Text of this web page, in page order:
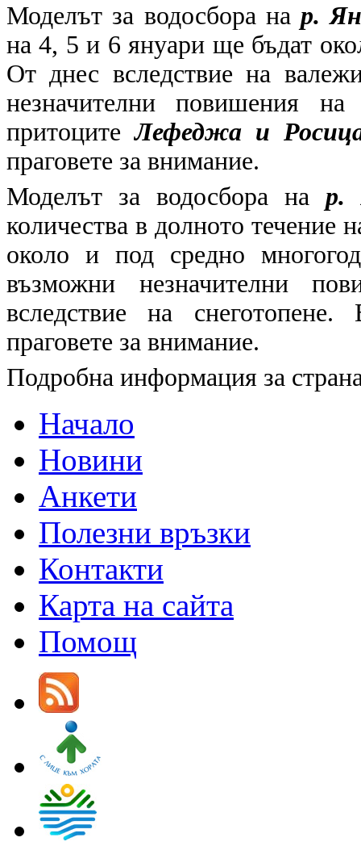
Моделът за водосбора на р.
на 4, 5 и 6 януари ще бъдат
От днес вследствие на
незначителни повишения
притоцитеЛефеджа и
праговете за внимание.
Моделът за водосбора на р.
количества в долното течение
около и под средно
възможни незначителни
вследствие на
праговете за внимание.
Подробна информация за
Начало
Новини
Анкети
Полезни връзки
Контакти
Карта на сайта
Помощ